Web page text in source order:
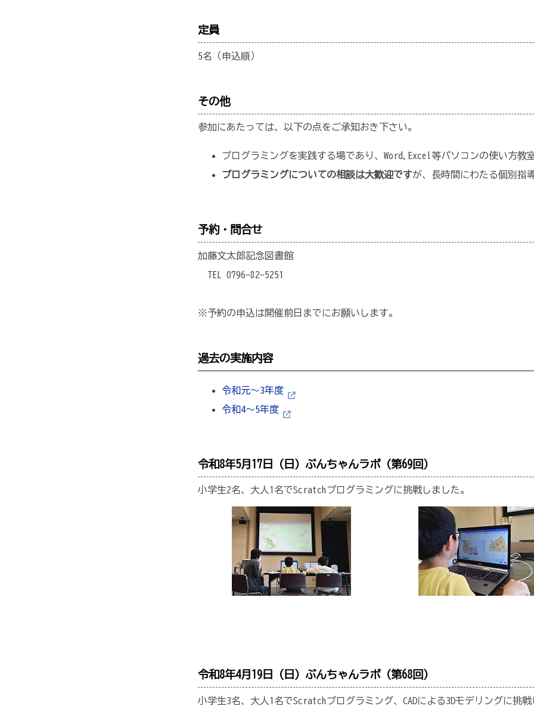
定員
5名（申込順）
その他
参加にあたっては、以下の点をご承知おき下さい。
プログラミングを実践する場であり、Word,Excel等パソコンの使い方教
プログラミングについての相談は大歓迎ですが、長時間にわたる個別指
予約・問合せ
加藤文太郎記念図書館
TEL 0796-82-5251
※予約の申込は開催前日までにお願いします。
過去の実施内容
令和元～3年度
令和4～5年度
令和8年5月17日（日）ぶんちゃんラボ（第69回）
小学生2名、大人1名でScratchプログラミングに挑戦しました。
令和8年4月19日（日）ぶんちゃんラボ（第68回）
小学生3名、大人1名でScratchプログラミング、CADによる3Dモデリングに挑